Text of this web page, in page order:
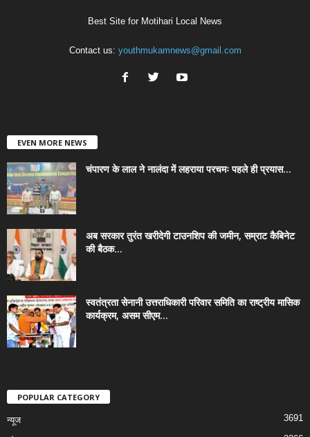
Best Site for Motihari Local News
Contact us: youthmukamnews@gmail.com
EVEN MORE NEWS
चंपारण के लाल ने नालंदा में लहराया परचमः पहले ही प्रयास...
अब सरकार तुरंत खरीदेगी टाउनशिप की जमीन, सम्राट कैबिनेट
की बैठक...
स्वतंत्रता सेनानी उत्तराधिकारी परिवार समिति का राष्ट्रीय मासिक
कार्यक्रम, असम सीएम...
POPULAR CATEGORY
न्यूज 3691